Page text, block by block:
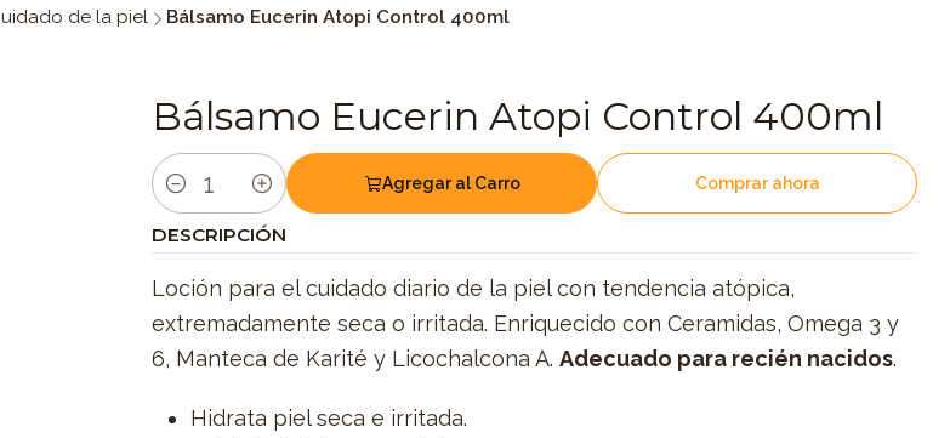
de la piel Bálsamo Eucerin Atopi Control 400ml
Bálsamo Eucerin Atopi Control 400ml
Cantidad
Agregar al Carro Comprar ahora
DESCRIPCIÓN
Loción para el cuidado diario de la piel con tendencia atópica,
extremadamente seca o irritada. Enriquecido con Ceramidas, Omega 3 y
6, Manteca de Karité y Licochalcona A. Adecuado para recién nacidos.
Hidrata piel seca e irritada.